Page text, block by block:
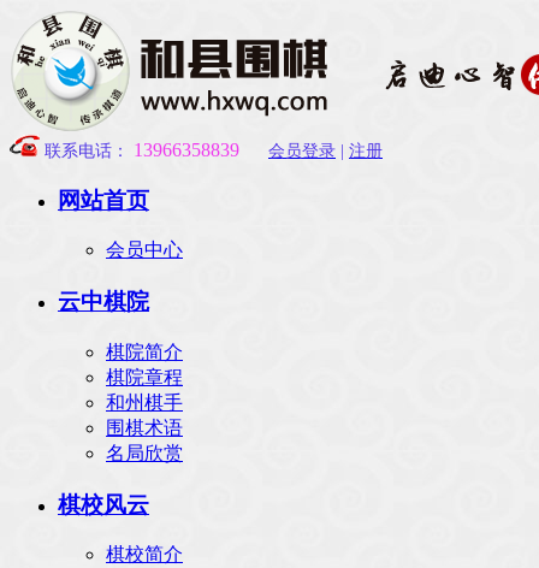
联系电话： 13966358839 会员登录 注册
网站首页
会员中心
云中棋院
棋院简介
棋院章程
和州棋手
围棋术语
名局欣赏
棋校风云
棋校简介